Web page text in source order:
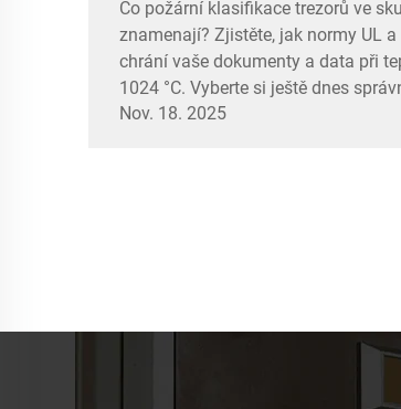
Co požární klasifikace trezorů ve
znamenají? Zjistěte, jak normy UL a
chrání vaše dokumenty a data při
1024 °C. Vyberte si ještě dnes
certifikovaný trezor.
Nov. 18. 2025